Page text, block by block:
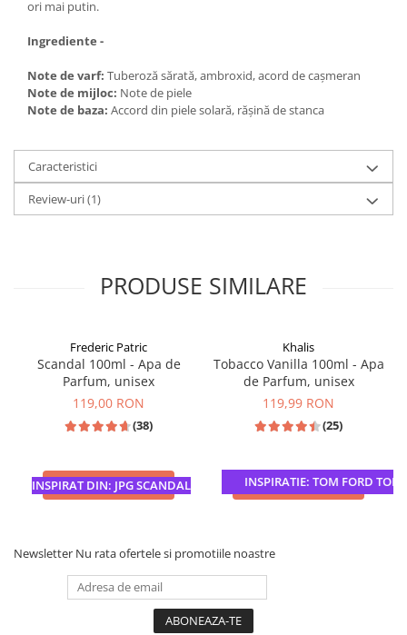
ori mai putin.
Ingrediente -
Note de varf: Tuberoză sărată, ambroxid, acord de cașmeran
Note de mijloc: Note de piele
Note de baza: Accord din piele solară, rășină de stanca
Caracteristici
Review-uri(1)
PRODUSE SIMILARE
INSPIRAT DIN: JPG SCANDAL
Frederic Patric
Scandal 100ml - Apa de
Parfum, unisex
119,00 RON
(38)
ADAUGA IN COS INSPIRATIE: TOM FORD
Khalis
Tobacco Vanilla 100ml - Apa
de Parfum, unisex
119,99 RON
(25)
ADAUGA IN COS
Newsletter Nu rata ofertele si promotiile noastre